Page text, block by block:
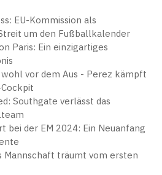
EU-Kommission als
um den Fußballkalender
Paris: Ein einzigartiges
vor dem Aus - Perez kämpft
Southgate verlässt das
bei der EM 2024: Ein Neuanfang
Mannschaft träumt vom ersten